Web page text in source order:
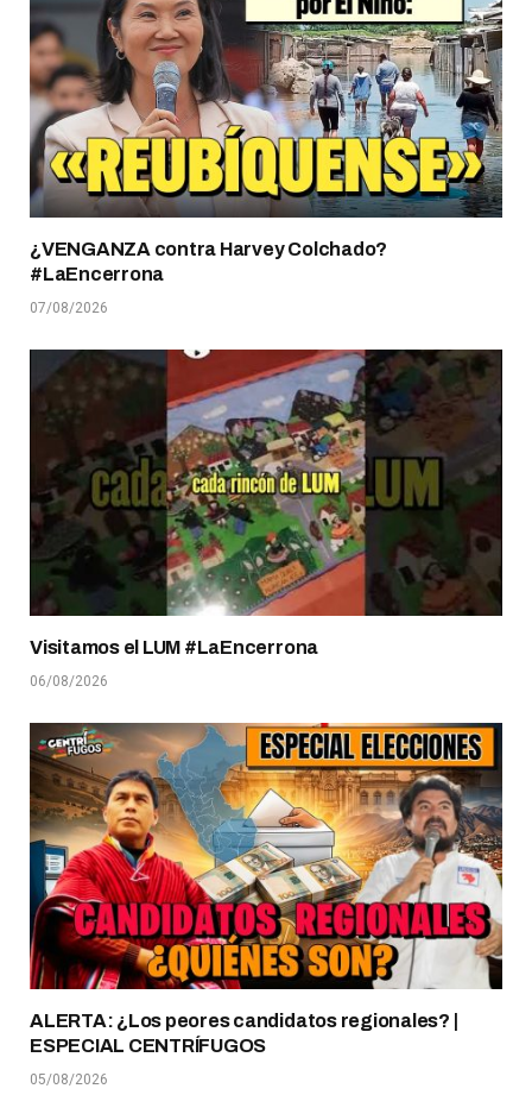
¿VENGANZA contra Harvey Colchado?
#LaEncerrona
07/08/2026
Visitamos el LUM #LaEncerrona
06/08/2026
ALERTA: ¿Los peores candidatos regionales? |
ESPECIAL CENTRÍFUGOS
05/08/2026